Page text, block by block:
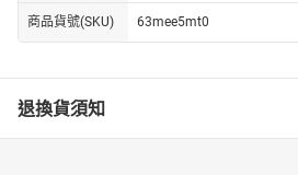
角形底盤呈現力感穩而
圓融，以寶珠瓔珞花鑲串環繞潤飾，呈現
採用精選的花梨木堅潤
重實、黃紅色澤，以及肖楠木黃咖啡色
商品貨號(SKU) 63mee5mt0
退換貨須知